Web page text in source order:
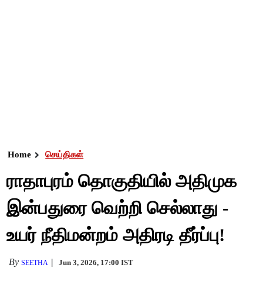
Home செய்திகள்
ராதாபுரம் தொகுதியில் அதிமுக
இன்பதுரை வெற்றி செல்லாது -
உயர் நீதிமன்றம் அதிரடி தீர்ப்பு!
BySEETHA Jun 3, 2026, 17:00 IST